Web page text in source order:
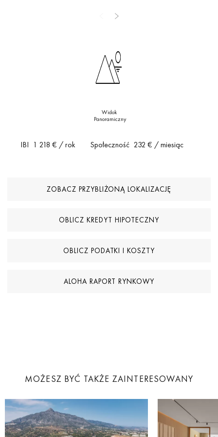
restauracji czyni tę nieruchomość bardzo kompletną opcją
Widok
Panoramiczny
IBI 1 218 € / rok Społeczność 232 € / miesiąc
ZOBACZ PRZYBLIŻONĄ LOKALIZACJĘ
OBLICZ KREDYT HIPOTECZNY
OBLICZ PODATKI I KOSZTY
ALOHA RAPORT RYNKOWY
MOŻESZ BYĆ TAKŻE ZAINTERESOWANY